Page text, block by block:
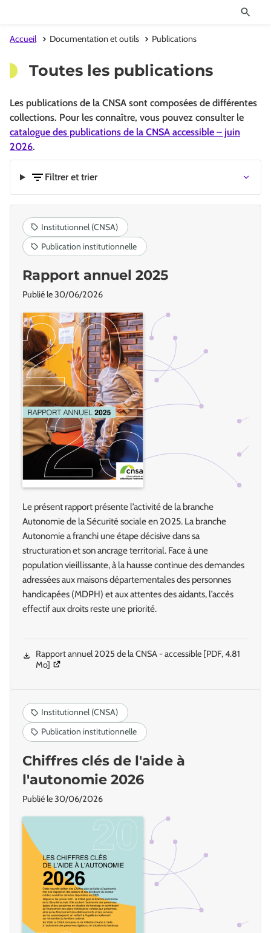
Accueil Documentation et outils Publications
Toutes les publications
Les publications de la CNSA sont composées de différentes
collections. Pour les connaître, vous pouvez consulter le
catalogue des publications de la CNSA accessible – juin
2026.
Filtrer et trier
Rapport annuel 2025
Publié le30/06/2026
Le présent rapport présente l’activité de la branche
Autonomie de la Sécurité sociale en 2025. La branche
Autonomie a franchi une étape décisive dans sa
structuration et son ancrage territorial. Face à une
population vieillissante, à la hausse continue des demandes
adressées aux maisons départementales des personnes
handicapées (MDPH) et aux attentes des aidants, l’accès
effectif aux droits reste une priorité.
Rapport annuel 2025 de la CNSA - accessible [PDF, 4.81
Mo] (Ouverture dans une nouvelle fenêtre)
Chiffres clés de l'aide à
l'autonomie 2026
Publié le30/06/2026